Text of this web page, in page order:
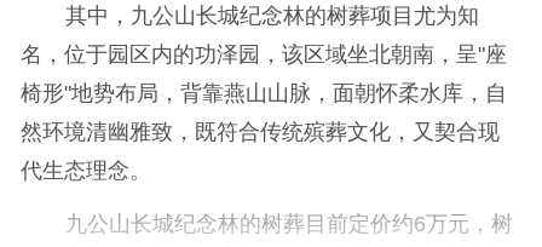
其中，九公山长城纪念林的树葬项目尤为知
名，位于园区内的功泽园，该区域坐北朝南，呈"座
椅形"地势布局，背靠燕山山脉，面朝怀柔水库，自
然环境清幽雅致，既符合传统殡葬文化，又契合现
代生态理念。
九公山长城纪念林的树葬目前定价约6万元，树